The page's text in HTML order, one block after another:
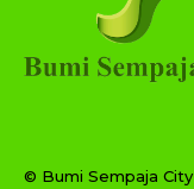
© Bumi Sempaja City